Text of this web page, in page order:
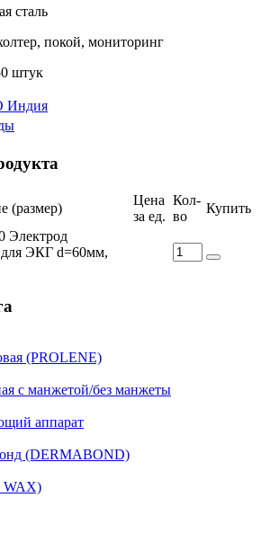
сталь
покой, мониторинг
штук
Индия
(размер)
Цена
за ед.
Кол-
во
Купить
Электрод
ЭКГ d=60мм,
(PROLENE)
с манжетой/без манжеты
аппарат
(DERMABOND)
WAX)